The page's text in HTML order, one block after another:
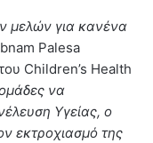
μελών για κανένα
Palesa
Children’s Health
να
Υγείας, ο
εκτροχιασμό της